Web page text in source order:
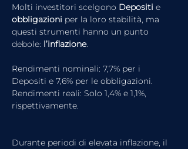
Molti investitori scelgono Depositi e
obbligazioni per la loro stabilità, ma
questi strumenti hanno un punto
debole: l’inflazione.
Rendimenti nominali: 7,7% per i
Depositi e 7,6% per le obbligazioni.
Rendimenti reali: Solo 1,4% e 1,1%,
rispettivamente.
Durante periodi di elevata inflazione, il